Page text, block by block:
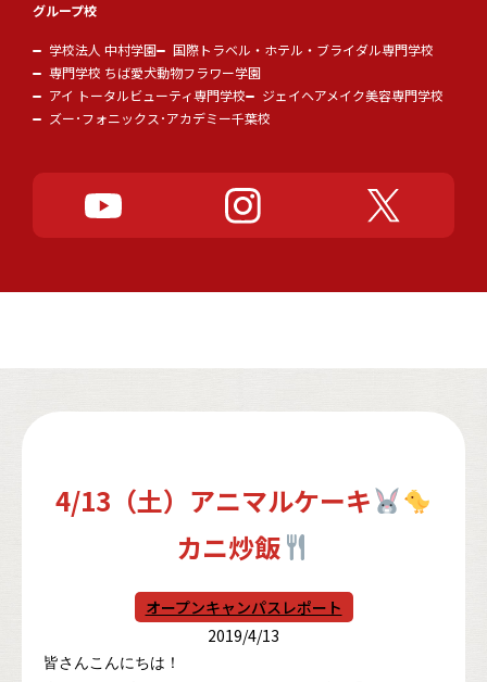
グループ校
学校法人 中村学園
国際トラベル・ホテル・ブライダル専門学校
専門学校 ちば愛犬動物フラワー学園
アイ トータルビューティ専門学校
ジェイヘアメイク美容専門学校
ズー･フォニックス･アカデミー千葉校
4/13（土）アニマルケーキ
カニ炒飯
オープンキャンパスレポート
2019/4/13
皆さんこんにちは！